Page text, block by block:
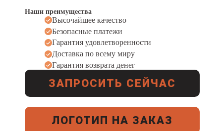
Наши преимущества
Высочайшее качество
Безопасные платежи
Гарантия удовлетворенности
Доставка по всему миру
Гарантия возврата денег
ЗАПРОСИТЬ СЕЙЧАС
ЛОГОТИП НА ЗАКАЗ